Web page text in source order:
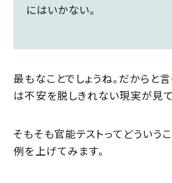
にはいかない。
最もなことでしょうね。だからと
は不安を脱しきれない現実が見て
そもそも官能テストってどういう
例を上げてみます。